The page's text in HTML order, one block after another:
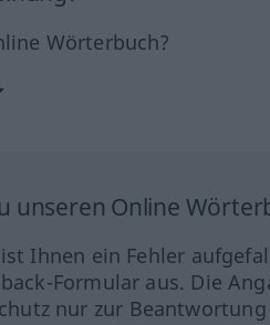
Wörterbuch?
unseren Online
Ihnen ein Fehler
Formular aus. Die
nur zur